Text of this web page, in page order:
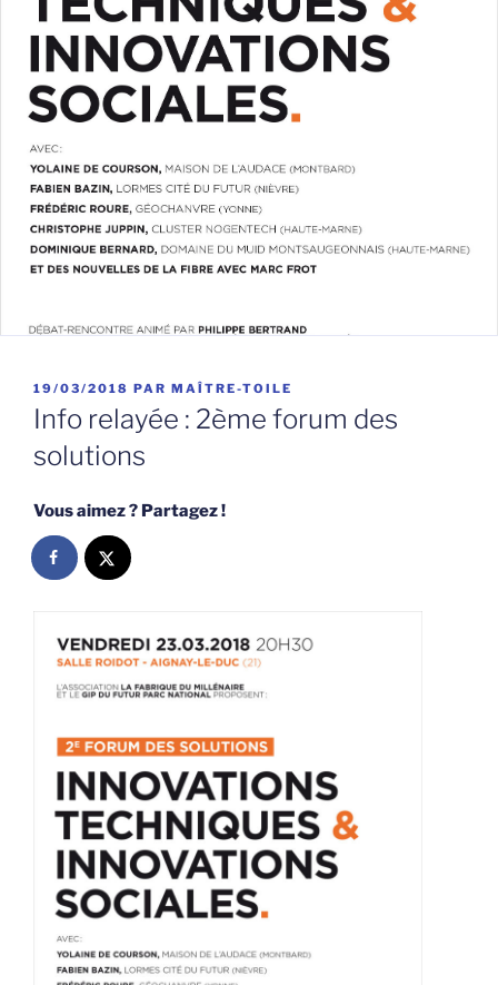
PUBLIÉ
LE
19/03/2018 PAR MAÎTRE-TOILE
Info relayée : 2ème forum des
solutions
Vous aimez ? Partagez !